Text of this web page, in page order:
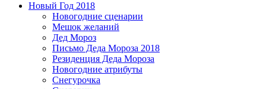
Новый Год 2018
Новогодние сценарии
Мешок желаний
Дед Мороз
Письмо Деда Мороза 2018
Резиденция Деда Мороза
Новогодние атрибуты
Снегурочка